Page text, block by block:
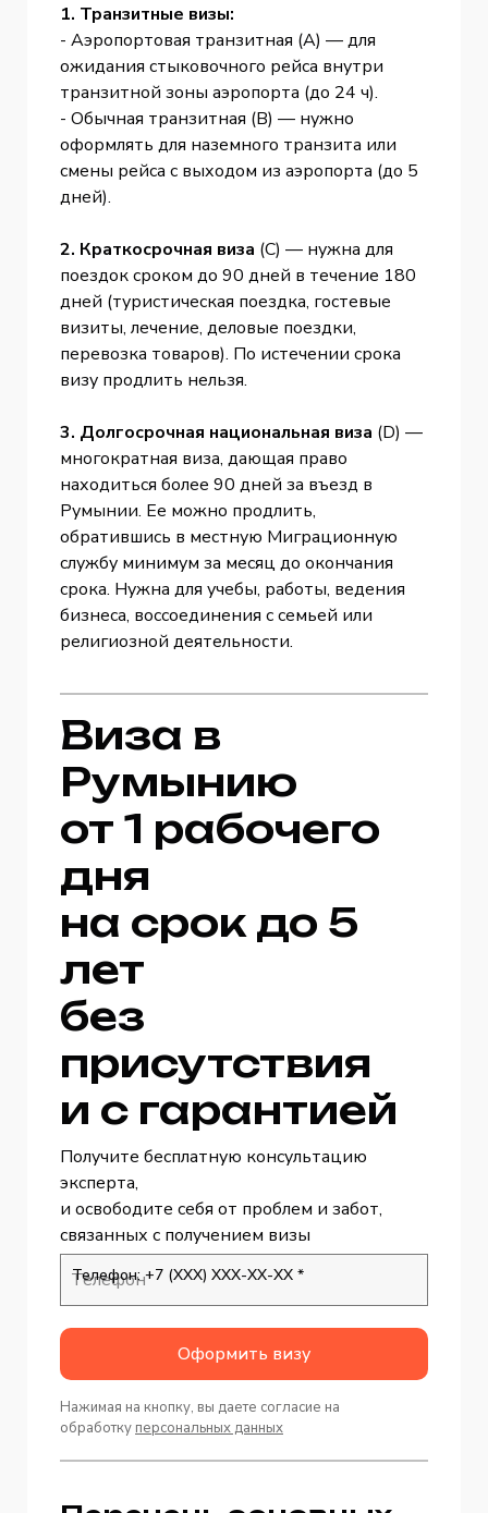
1. Транзитные визы:
- Аэропортовая транзитная (A) — для
ожидания стыковочного рейса внутри
транзитной зоны аэропорта (до 24 ч).
- Обычная транзитная (B) — нужно
оформлять для наземного транзита или
смены рейса с выходом из аэропорта (до 5
дней).
2. Краткосрочная виза (С) — нужна для
поездок сроком до 90 дней в течение 180
дней (туристическая поездка, гостевые
визиты, лечение, деловые поездки,
перевозка товаров). По истечении срока
визу продлить нельзя.
3. Долгосрочная национальная виза (D) —
многократная виза, дающая право
находиться более 90 дней за въезд в
Румынии. Ее можно продлить,
обратившись в местную Миграционную
службу минимум за месяц до окончания
срока. Нужна для учебы, работы, ведения
бизнеса, воссоединения с семьей или
религиозной деятельности.
Виза в
Румынию
от 1 рабочего
дня
на срок до 5
лет
без
присутствия
и с гарантией
Получите бесплатную консультацию
эксперта,
и освободите себя от проблем и забот,
связанных с получением визы
Телефон: +7 (ХХХ) ХХХ-ХХ-ХХ *
Оформить визу
Нажимая на кнопку, вы даете согласие на
обработку персональных данных